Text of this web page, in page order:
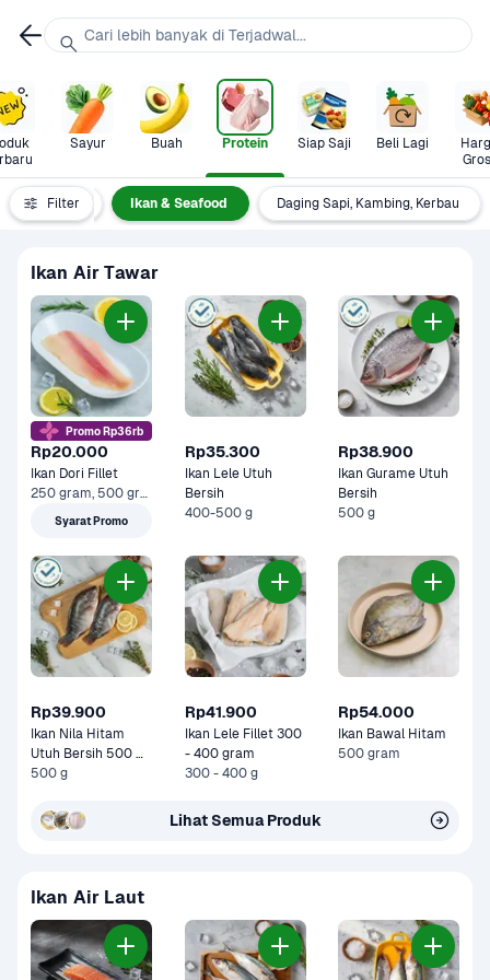
Sayur Buah Protein Siap Saji Beli Lagi
Filter
Nabati Ikan & Seafood Daging Sapi, Kambing, Kerbau
Ikan Air Tawar
Promo Rp36rb
Rp20.000
Ikan Dori Fillet
250 gram, 500 gram
Syarat Promo
Rp35.300
Ikan Lele Utuh
Bersih
400-500 g
Rp38.900
Ikan Gurame Utuh
Bersih
500 g
Rp39.900
Ikan Nila Hitam
Utuh Bersih 500
gram
500 g
Rp41.900
Ikan Lele Fillet 300
- 400 gram
300 - 400 g
Rp54.000
Ikan Bawal Hitam
500 gram
Lihat Semua Produk
Ikan Air Laut
Cari lebih banyak di Terjadwal...